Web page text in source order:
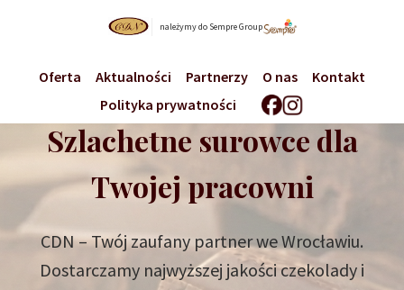
należymy do Sempre Group
Oferta Aktualności Partnerzy O nas
Kontakt
Polityka prywatności
Szlachetne surowce dla
Twojej pracowni
CDN – Twój zaufany partner we Wrocławiu.
Dostarczamy najwyższej jakości czekolady i